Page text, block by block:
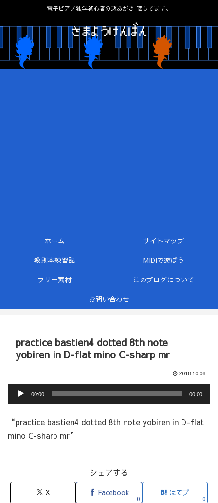
電子ピアノ独学初心者の悪あがき 晒してます。
ホーム
サイトマップ
教則本練習記
MIDIで遊ぼう
フリー素材
このブログについて
お問い合わせ
practice bastien4 dotted 8th note
yobiren in D-flat mino C-sharp mr
2018.10.06
声
プ
00:00 00:00
“practice bastien4 dotted 8th note yobiren in D-flat
mino C-sharp mr”
シェアする
X Facebook
0
はてブ
0